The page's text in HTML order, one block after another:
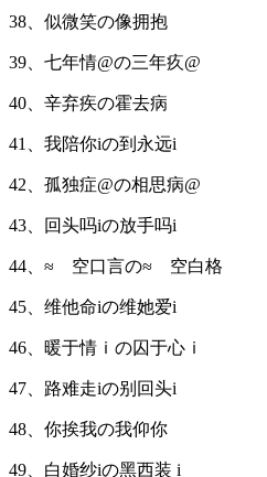
38、似微笑の像拥抱
39、七年情@の三年疚@
40、辛弃疾の霍去病
41、我陪你iの到永远i
42、孤独症@の相思病@
43、回头吗iの放手吗i
44、≈ 空口言の≈ 空白格
45、维他命iの维她爱i
46、暖于情ｉの囚于心ｉ
47、路难走iの别回头i
48、你挨我の我仰你
49、白婚纱iの黑西装 i